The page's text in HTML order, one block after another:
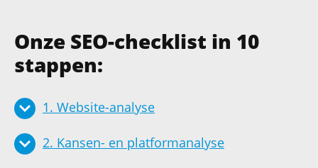
Onze SEO-checklist in 10
stappen:
1. Website-analyse
2. Kansen- en platformanalyse